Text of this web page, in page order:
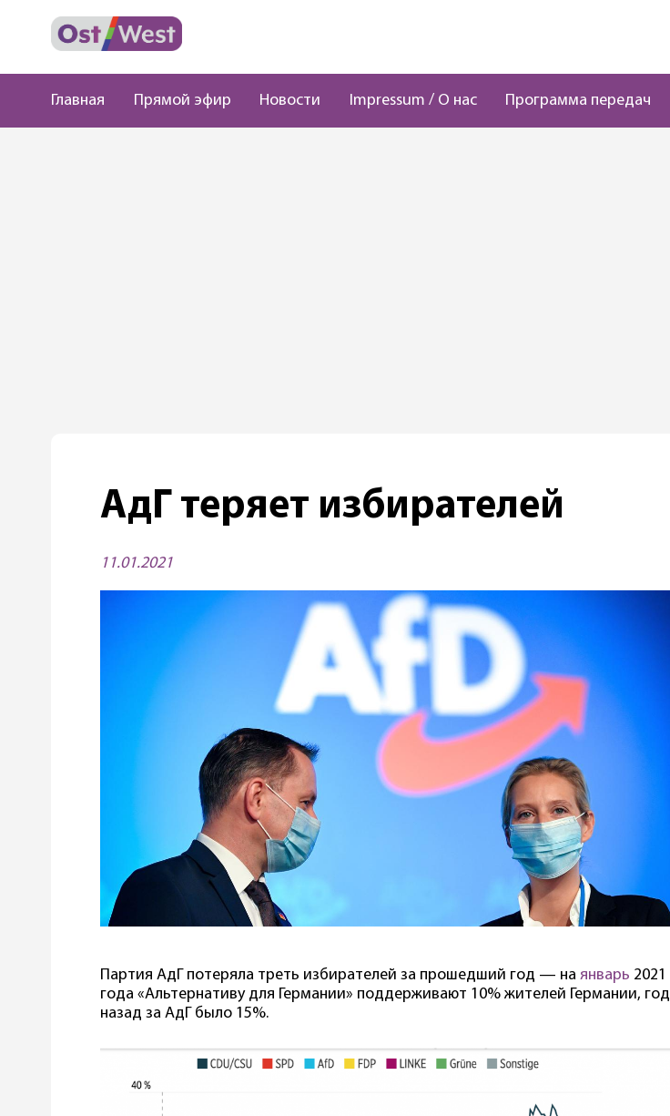
Главная Прямой эфир Новости Impressum / О нас Программа передач
АдГ теряет избирателей
11.01.2021
Партия АдГ потеряла треть избирателей за прошедший год — на январь 2021
года «Альтернативу для Германии» поддерживают 10% жителей Германии, год
назад за АдГ было 15%.